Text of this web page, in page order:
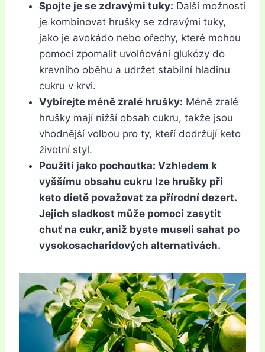
Spojte je se zdravými tuky: Další možností
je kombinovat hrušky se zdravými tuky,
jako je avokádo nebo ořechy, které mohou
pomoci zpomalit uvolňování glukózy do
krevního oběhu a udržet stabilní hladinu
cukru v krvi.
Vybírejte méně zralé hrušky: Méně zralé
hrušky mají nižší obsah cukru, takže jsou
vhodnější volbou pro ty, kteří dodržují keto
životní styl.
Použití jako pochoutka: Vzhledem k
vyššímu obsahu cukru lze hrušky při
keto dietě považovat za přírodní dezert.
Jejich sladkost může pomoci zasytit
chuť na cukr, aniž byste museli sahat po
vysokosacharidových alternativách.